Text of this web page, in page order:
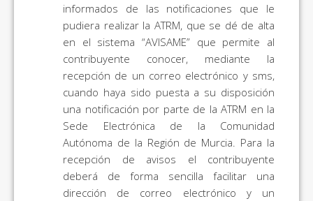
informados de las notificaciones que le
pudiera realizar la ATRM, que se dé de alta
en el sistema “AVISAME” que permite al
contribuyente conocer, mediante la
recepción de un correo electrónico y sms,
cuando haya sido puesta a su disposición
una notificación por parte de la ATRM en la
Sede Electrónica de la Comunidad
Autónoma de la Región de Murcia. Para la
recepción de avisos el contribuyente
deberá de forma sencilla facilitar una
dirección de correo electrónico y un